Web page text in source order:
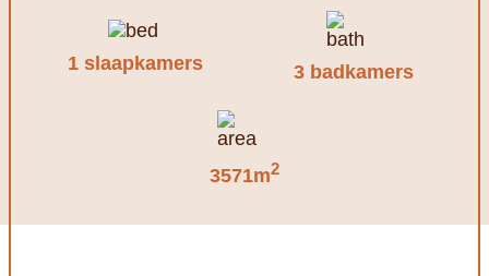
1 slaapkamers 3 badkamers
3571m2